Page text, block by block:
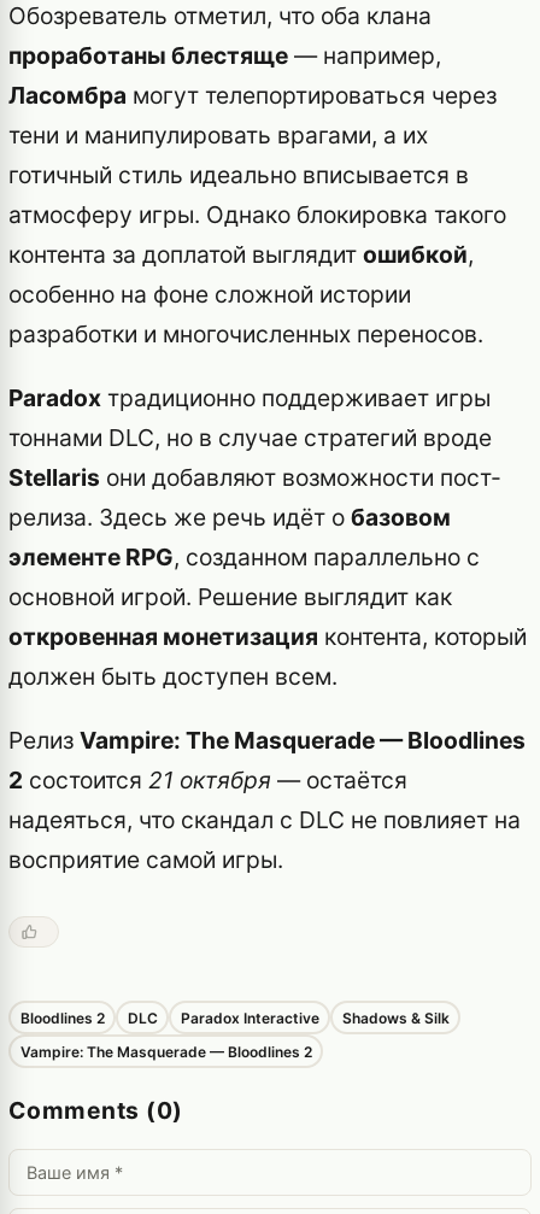
Обозреватель отметил, что оба клана
проработаны блестяще — например,
Ласомбра могут телепортироваться через
тени и манипулировать врагами, а их
готичный стиль идеально вписывается в
атмосферу игры. Однако блокировка такого
контента за доплатой выглядит ошибкой,
особенно на фоне сложной истории
разработки и многочисленных переносов.
Paradox традиционно поддерживает игры
тоннами DLC, но в случае стратегий вроде
Stellaris они добавляют возможности пост-
релиза. Здесь же речь идёт о базовом
элементе RPG, созданном параллельно с
основной игрой. Решение выглядит как
откровенная монетизация контента, который
должен быть доступен всем.
Релиз Vampire: The Masquerade — Bloodlines
2 состоится 21 октября — остаётся
надеяться, что скандал с DLC не повлияет на
восприятие самой игры.
Bloodlines 2 DLC Paradox Interactive
Shadows & Silk
Vampire: The Masquerade — Bloodlines 2
Comments (0)